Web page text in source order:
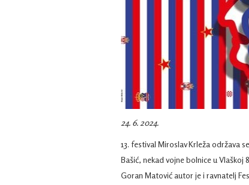
24. 6. 2024.
13. festival Miroslav Krleža održava
Bašić, nekad vojne bolnice u Vlaškoj
Goran Matović autor je i ravnatelj